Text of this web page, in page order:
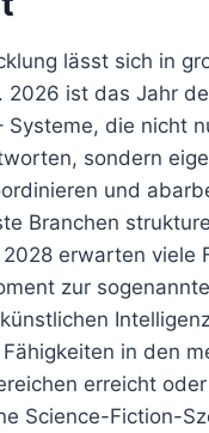
lässt sich in
2026 ist das Jahr
Systeme, die nicht
sondern
und
Branchen
erwarten viele
zur
in den
erreicht
Science-Fiction-